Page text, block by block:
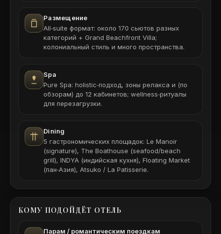
Размещение
All‑suite формат: около 170 сьютов разных
категорий + Grand Beachfront Villa;
колониальный стиль и много пространства.
Spa
Pure Spa: holistic‑подход, зоны релакса и (по
обзорам) до 12 кабинетов; wellness‑ритуалы
для перезагрузки.
Dining
5 гастрономических площадок: Le Manoir
(signature), The Boathouse (seafood/beach
grill), INDYA (индийская кухня), Floating Market
(пан‑Азия), Atsuko / La Patisserie.
КОМУ ПОДОЙДЁТ ОТЕЛЬ
Парам / романтическим поездкам